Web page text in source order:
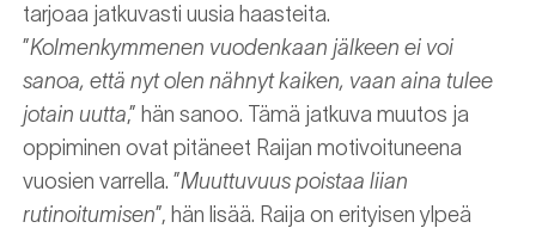
tarjoaa jatkuvasti uusia haasteita.
”Kolmenkymmenen vuodenkaan jälkeen ei voi
sanoa, että nyt olen nähnyt kaiken, vaan aina tulee
jotain uutta,” hän sanoo. Tämä jatkuva muutos ja
oppiminen ovat pitäneet Raijan motivoituneena
vuosien varrella. ”Muuttuvuus poistaa liian
rutinoitumisen”, hän lisää. Raija on erityisen ylpeä